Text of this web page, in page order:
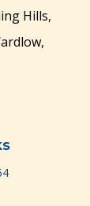
Hills,